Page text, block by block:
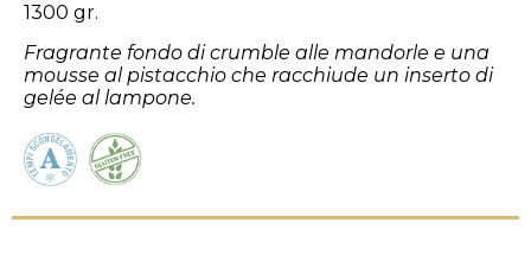
1300 gr.
Fragrante fondo di crumble alle mandorle e una
mousse al pistacchio che racchiude un inserto di
gelée al lampone.